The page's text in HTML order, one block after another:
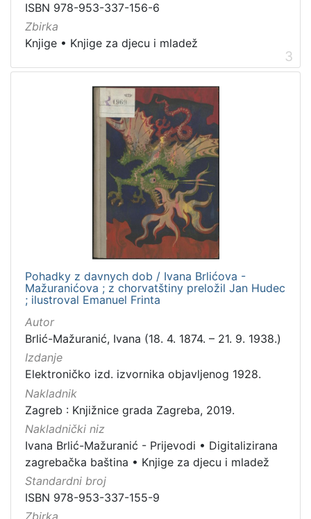
ISBN 978-953-337-156-6
Zbirka
Knjige • Knjige za djecu i mladež
3
Pohadky z davnych dob / Ivana Brlićova -
Mažuranićova ; z chorvatštiny preložil Jan Hudec
; ilustroval Emanuel Frinta
Autor
Brlić-Mažuranić, Ivana (18. 4. 1874. – 21. 9. 1938.)
Izdanje
Elektroničko izd. izvornika objavljenog 1928.
Nakladnik
Zagreb : Knjižnice grada Zagreba, 2019.
Nakladnički niz
Ivana Brlić-Mažuranić - Prijevodi • Digitalizirana
zagrebačka baština • Knjige za djecu i mladež
Standardni broj
ISBN 978-953-337-155-9